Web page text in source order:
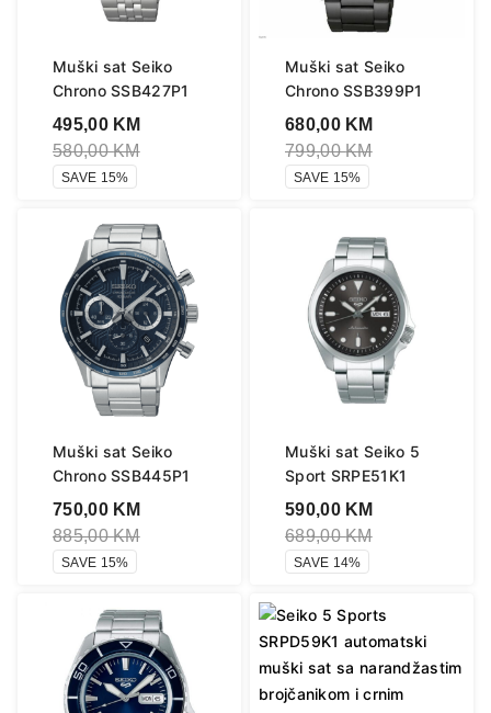
Muški sat Seiko
Chrono SSB427P1
495,00 KM
580,00KM
SAVE 15%
Muški sat Seiko
Chrono SSB399P1
680,00 KM
799,00KM
SAVE 15%
Muški sat Seiko
Chrono SSB445P1
750,00 KM
885,00KM
SAVE 15%
Muški sat Seiko 5
Sport SRPE51K1
590,00 KM
689,00KM
SAVE 14%